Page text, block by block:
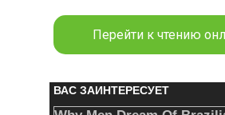
Перейти к чтению